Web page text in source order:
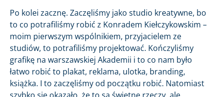
Po kolei zacznę. Zaczęliśmy jako studio kreatywne, bo
to co potrafiliśmy robić z Konradem Kiełczykowskim –
moim pierwszym wspólnikiem, przyjacielem ze
studiów, to potrafiliśmy projektować. Kończyliśmy
grafikę na warszawskiej Akademii i to co nam było
łatwo robić to plakat, reklama, ulotka, branding,
książka. I to zaczęliśmy od początku robić. Natomiast